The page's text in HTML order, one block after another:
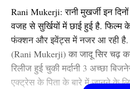
2012 से की थी. इस फिल्म के बाद
कभी रूकी ही नहीं. गंगुबाई, आर आर
फिल्मों से आलिया भट्ट बॉलीवुड की
कि जिस भी फिल्म से आलिया भट्टा
होना तय है.
Rani Mukerji: रानी मुखर्जी इन
वजह से सुर्खियों में छाई हुई है.
फंक्शन और इवेंट्स में नजर आ रही है.
(Rani Mukerji) का जादू सिर चढ़
रिलीज हुई चुकी मर्दानी 3 अच्छा
एक्ट्रेस के पिता के बारे में जानने के